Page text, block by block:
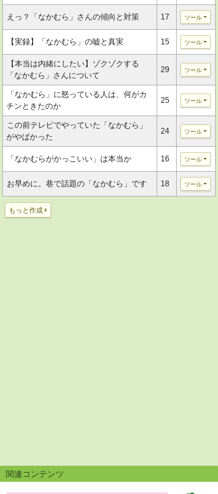
えっ？「なかむら」さんの傾向と対策 17 ツール
【実録】「なかむら」の嘘と真実 15 ツール
【本当は内緒にしたい】ゾクゾクする
「なかむら」さんについて
29 ツール
「なかむら」に怒っている人は、何がカ
チンときたのか
25 ツール
この前テレビでやっていた「なかむら」
がやばかった
24 ツール
「なかむらがかっこいい」は本当か 16 ツール
お早めに。巷で話題の「なかむら」です 18 ツール
もっと作成
関連コンテンツ